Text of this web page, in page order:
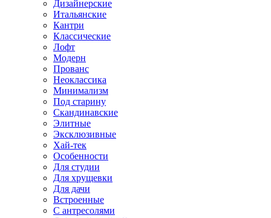
Дизайнерские
Итальянские
Кантри
Классические
Лофт
Модерн
Прованс
Неоклассика
Минимализм
Под старину
Скандинавские
Элитные
Эксклюзивные
Хай-тек
Особенности
Для студии
Для хрущевки
Для дачи
Встроенные
С антресолями